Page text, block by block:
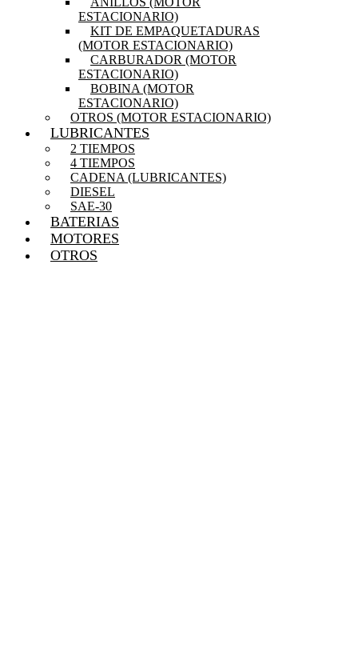
ESTACIONARIO)
KIT DE EMPAQUETADURAS
(MOTOR ESTACIONARIO)
CARBURADOR (MOTOR
ESTACIONARIO)
BOBINA (MOTOR
ESTACIONARIO)
OTROS (MOTOR ESTACIONARIO)
LUBRICANTES
2 TIEMPOS
4 TIEMPOS
CADENA (LUBRICANTES)
DIESEL
SAE-30
BATERIAS
MOTORES
OTROS